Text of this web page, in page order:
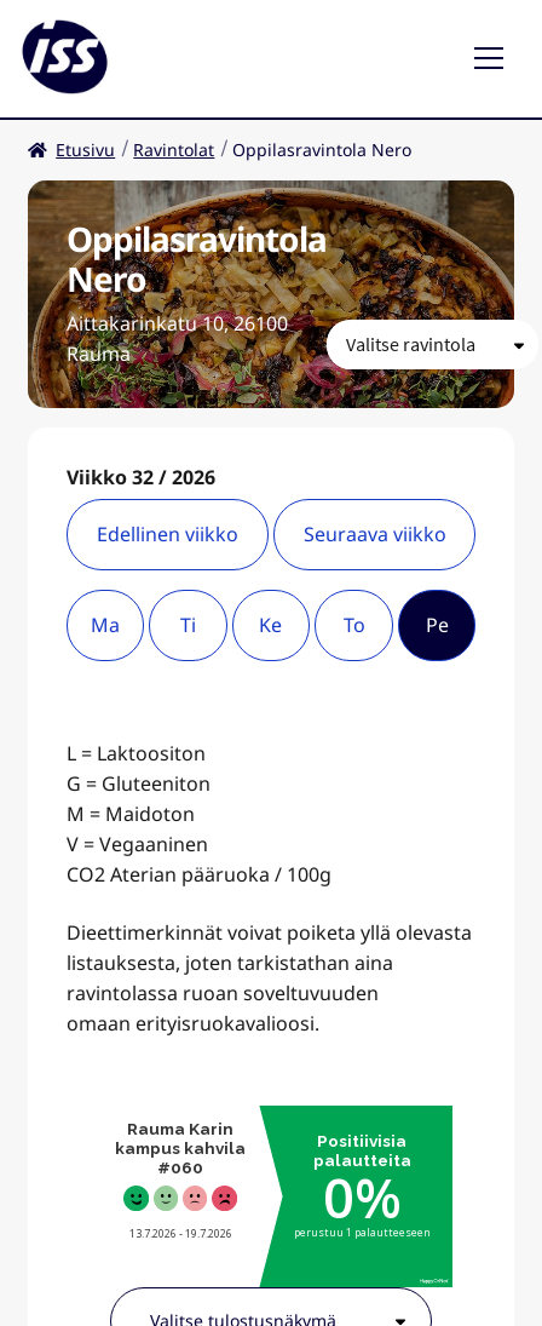
Ravintolat
Kahvilat
FI
Etusivu Ravintolat Oppilasravintola Nero
Oppilasravintola
Nero
Aittakarinkatu 10, 26100
Rauma
Viikko 32 / 2026
Edellinen viikko
Ma Ti Ke To Pe
Seuraava viikko
L = Laktoositon
G = Gluteeniton
M = Maidoton
V = Vegaaninen
CO2 Aterian pääruoka / 100g
Dieettimerkinnät voivat poiketa yllä olevasta
listauksesta, joten tarkistathan aina
ravintolassa ruoan soveltuvuuden
omaan erityisruokavalioosi.